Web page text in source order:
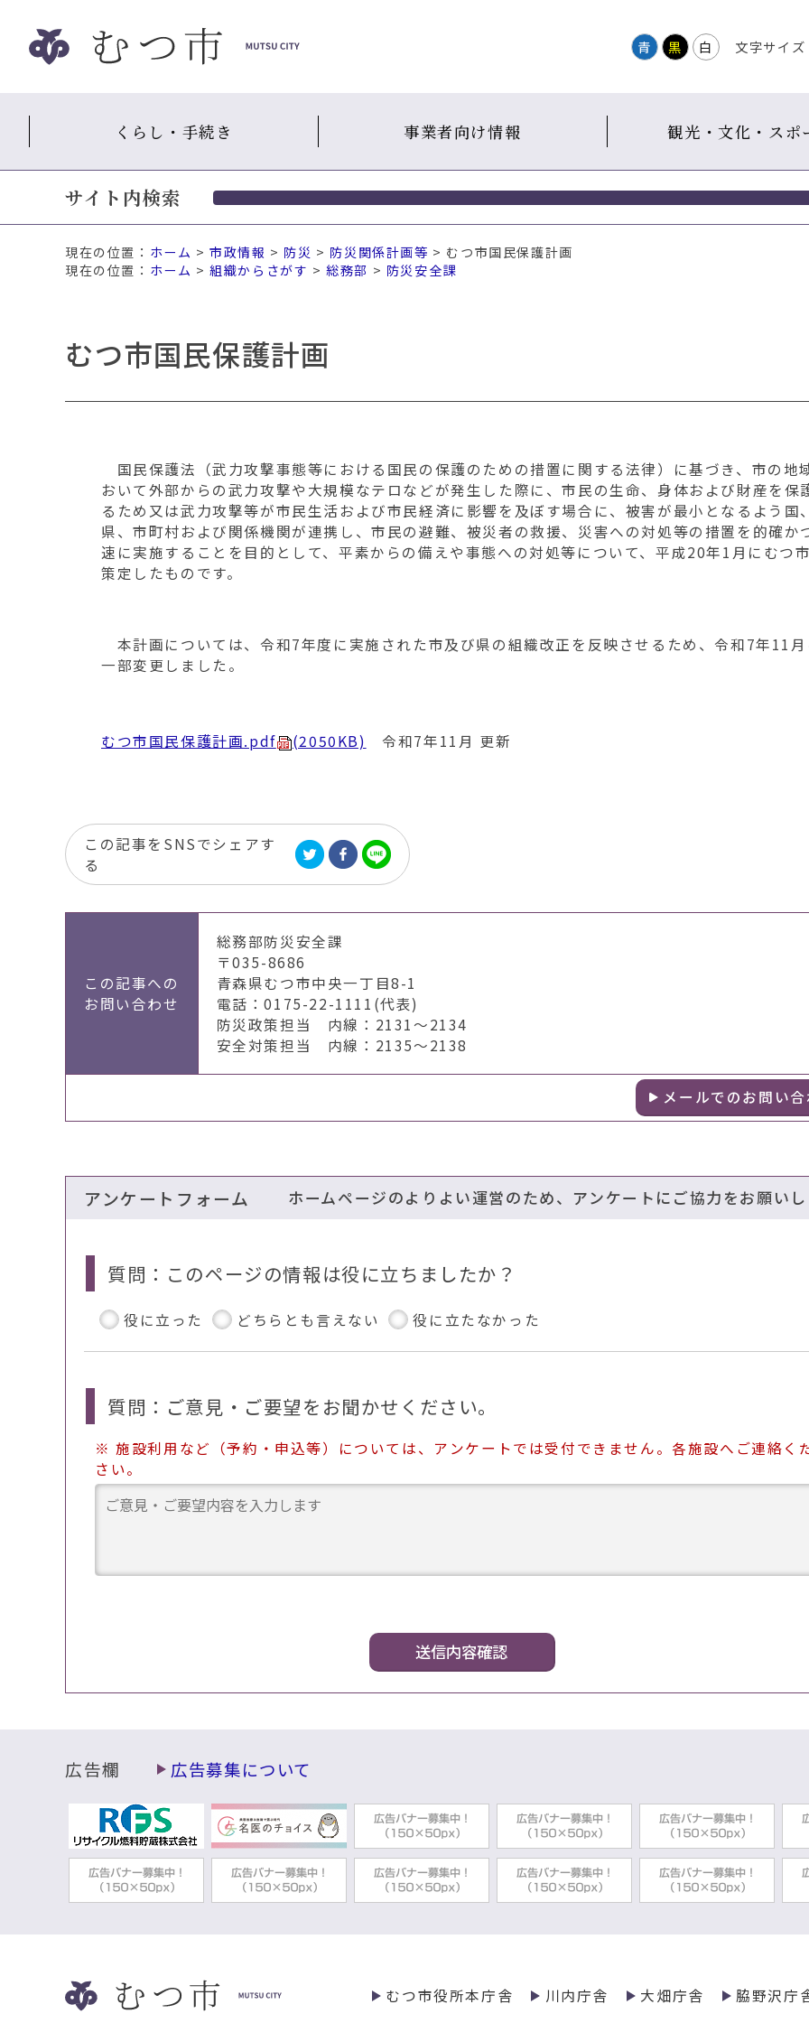
ッ
青 黒 白 文字サイズ
くらし・手続き 事業者向け情報 観光・文化・スポ
サイト内検索
現在の位置： ホーム >市政情報 > 防災 > 防災関係計画等 > むつ市国民保護計画
ホーム >組織からさがす >総務部 > 防災安全課
むつ市国民保護計画
国民保護法（武力攻撃事態等における国民の保護のための措置に関する法律）に基づき、市の地
おいて外部からの武力攻撃や大規模なテロなどが発生した際に、市民の生命、身体および財産を保
るため又は武力攻撃等が市民生活および市民経済に影響を及ぼす場合に、被害が最小となるよう国
県、市町村および関係機関が連携し、市民の避難、被災者の救援、災害への対処等の措置を的確か
速に実施することを目的として、平素からの備えや事態への対処等について、平成20年1月にむつ
策定したものです。
本計画については、令和7年度に実施された市及び県の組織改正を反映させるため、令和7年11
一部変更しました。
むつ市国民保護計画.pdf (2050KB) 令和7年11月 更新
この記事をSNSでシェアす
る
この記事への
お問い合わせ
総務部防災安全課
〒035-8686
青森県むつ市中央一丁目8-1
電話：0175-22-1111(代表)
防災政策担当 内線：2131～2134
安全対策担当 内線：2135～2138
メールでのお問い
アンケートフォーム ホームページのよりよい運営のため、アンケートにご協力をお願い
質問：このページの情報は役に立ちましたか？
役に立った どちらとも言えない 役に立たなかった
質問：ご意見・ご要望をお聞かせください。
※ 施設利用など（予約・申込等）については、アンケートでは受付できません。各施設へご連絡く
さい。
広告欄 広告募集について
むつ市役所本庁舎 川内庁舎 大畑庁舎 脇野沢庁